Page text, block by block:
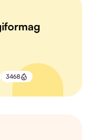
3468